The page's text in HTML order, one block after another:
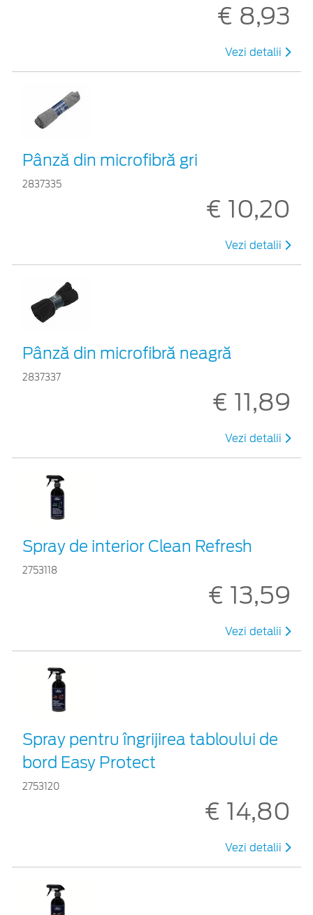
€ 8,93
Vezi detalii
Pânză din microfibră gri
2837335
€ 10,20
Vezi detalii
Pânză din microfibră neagră
2837337
€ 11,89
Vezi detalii
Spray de interior Clean Refresh
2753118
€ 13,59
Vezi detalii
Spray pentru îngrijirea tabloului de
bord Easy Protect
2753120
€ 14,80
Vezi detalii